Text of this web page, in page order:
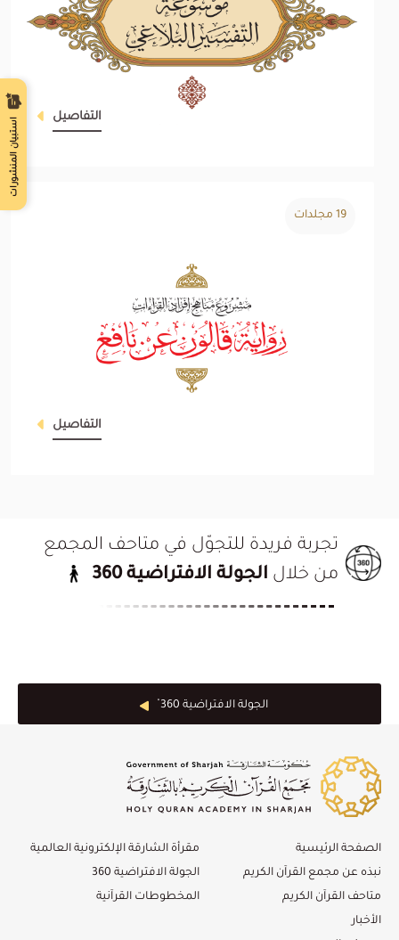
استبيان المنشورات التفاصيل
19 مجلدات
التفاصيل
تجربة فريدة للتجوّل في متاحف المجمع
من خلال الجولة الافتراضية 360
الجولة الافتراضية 360 ْ
الصفحة الرئيسية
نبذه عن مجمع القرآن الكريم
متاحف القرآن الكريم
مقرأة الشارقة الإلكترونية العالمية
الجولة الافتراضية 360
المخطوطات القرآنية
الأخبار